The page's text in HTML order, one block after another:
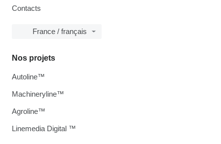
Contacts
France / français
Nos projets
Autoline™
Machineryline™
Agroline™
Linemedia Digital ™